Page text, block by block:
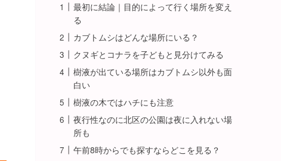
最初に結論｜目的によって行く場所を変え
る
カブトムシはどんな場所にいる？
クヌギとコナラを子どもと見分けてみる
樹液が出ている場所はカブトムシ以外も面
白い
樹液の木ではハチにも注意
夜行性なのに北区の公園は夜に入れない場
所も
午前8時からでも探すならどこを見る？